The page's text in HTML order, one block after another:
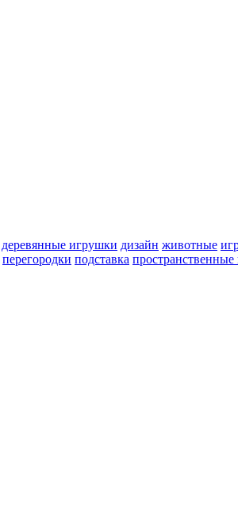
деревянные игрушки дизайн животные
перегородки подставка пространственные